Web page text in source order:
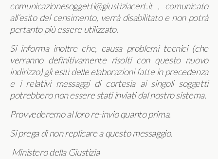
comunicazionesoggetti@giustiziacert.it , comunicato
all’esito del censimento, verrà disabilitato e non potrà
pertanto più essere utilizzato.
Si informa inoltre che, causa problemi tecnici (che
verranno definitivamente risolti con questo nuovo
indirizzo) gli esiti delle elaborazioni fatte in precedenza
e i relativi messaggi di cortesia ai singoli soggetti
potrebbero non essere stati inviati dal nostro sistema.
Provvederemo al loro re-invio quanto prima.
Si prega di non replicare a questo messaggio.
Ministero della Giustizia